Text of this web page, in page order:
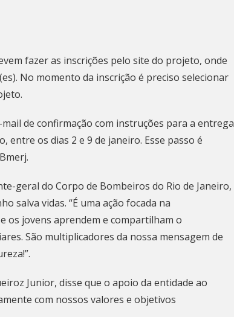
fazer as inscrições pelo site do projeto, onde
No momento da inscrição é preciso selecionar
de confirmação com instruções para a entrega
entre os dias 2 e 9 de janeiro. Esse passo é
geral do Corpo de Bombeiros do Rio de Janeiro,
salva vidas. “É uma ação focada na
os jovens aprendem e compartilham o
São multiplicadores da nossa mensagem de
Junior, disse que o apoio da entidade ao
com nossos valores e objetivos